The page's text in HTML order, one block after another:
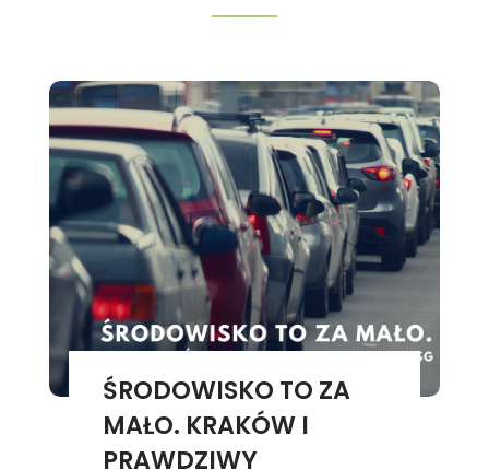
ŚRODOWISKO TO ZA
MAŁO. KRAKÓW I
PRAWDZIWY